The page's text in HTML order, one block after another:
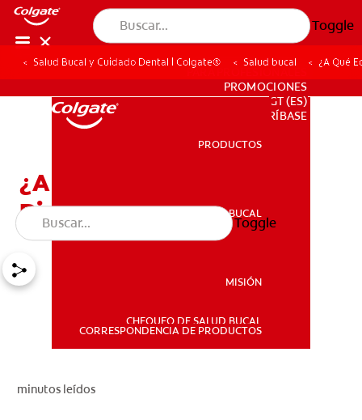
Toggle
SALUD BUCAL
PARA PROFESIONALES
PROMOCIONES
GT (ES)
SUSCRÍBASE
PRODUCTOS
SALUD BUCAL
MISIÓN
CHEQUEO DE SALUD BUCAL
CORRESPONDENCIA DE PRODUCTOS
Toggle
Salud Bucal y Cuidado Dental | Colgate® Salud bucal ¿A Qué
¿A Qué Edad Se Caen Los
Dientes De Los Niños?
minutos leídos